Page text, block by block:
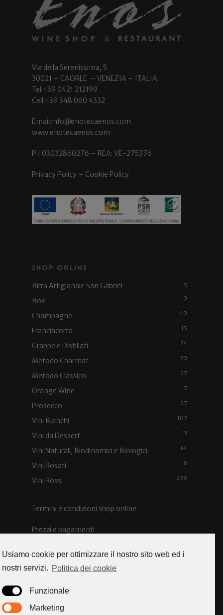
Via della Serenissima, 5
30021 – CAORLE – VENEZIA – ITALIA
Tel:+39 0421 212199
Cell:+39 348 060 4332
Email:info@enotecaenos.com
www.enotecaenos.com
P.I.03032860276 – REA: VE-275376
Privacy Policy – Cookie Policy
Shop Online
Birra Artigianale San Gabriel
5
Box 0
Champagne 40
Franciacorta 15
Grappe e Distillati 24
Metodo Charmat 20
Metodo Classico 27
Orange Wine 7
Prosecco 27
Vini Bianchi 102
Vini da Dessert 13
Vini Naturali, Biodinamici e Biologici 44
Vini Rosati 8
Vini Rossi 229
Termini e condizioni shop online
Prezzi e pagamenti
Spedizioni e costi
Caorle news
Usiamo cookie per ottimizzare il nostro sito web ed i
nostri servizi. Politica dei cookie
Funzionale
Marketing